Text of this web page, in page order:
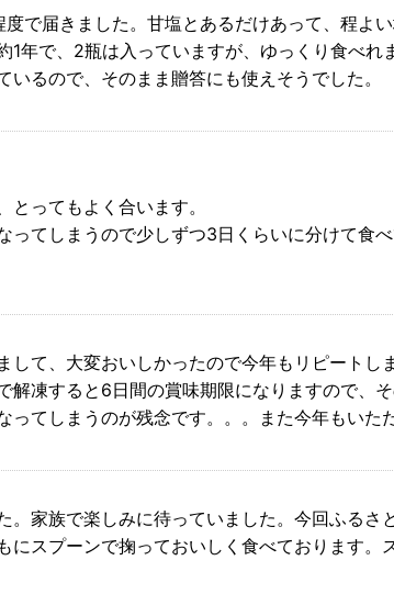
で届きました。甘塩とあるだけあって、程よい
1年で、2瓶は入っていますが、ゆっくり食べれ
いるので、そのまま贈答にも使えそうでした。
ってもよく合います。
ってしまうので少しずつ3日くらいに分けて食
して、大変おいしかったので今年もリピートし
解凍すると6日間の賞味期限になりますので、
ってしまうのが残念です。。。また今年もいた
。家族で楽しみに待っていました。今回ふるさ
にスプーンで掬っておいしく食べております。